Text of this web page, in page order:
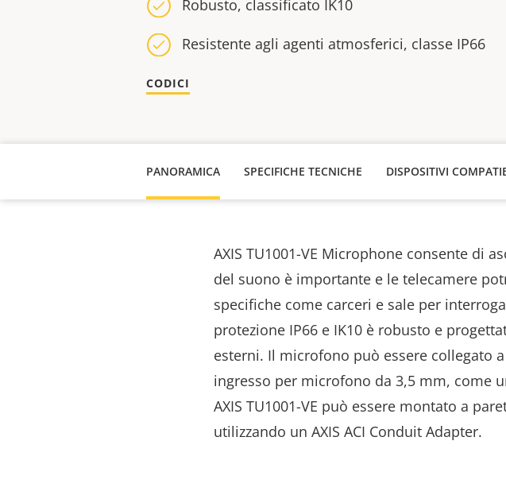
Robusto, classificato IK10
Resistente agli agenti atmosferici, classe IP66
CODICI
PANORAMICA SPECIFICHE TECNICHE DISPOSITIVI
AXIS TU1001-VE Microphone consente di
del suono è importante e le telecamere
specifiche come carceri e sale per
protezione IP66 e IK10 è robusto e
esterni. Il microfono può essere collegato
ingresso per microfono da 3,5 mm, come
AXIS TU1001-VE può essere montato a
utilizzando un AXIS ACI Conduit Adapter.